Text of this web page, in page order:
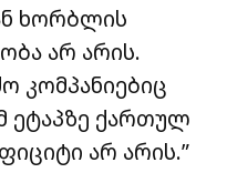
ხორბლის
არ არის.
კომპანიებიც
ეტაპზე ქართულ
არ არის.”